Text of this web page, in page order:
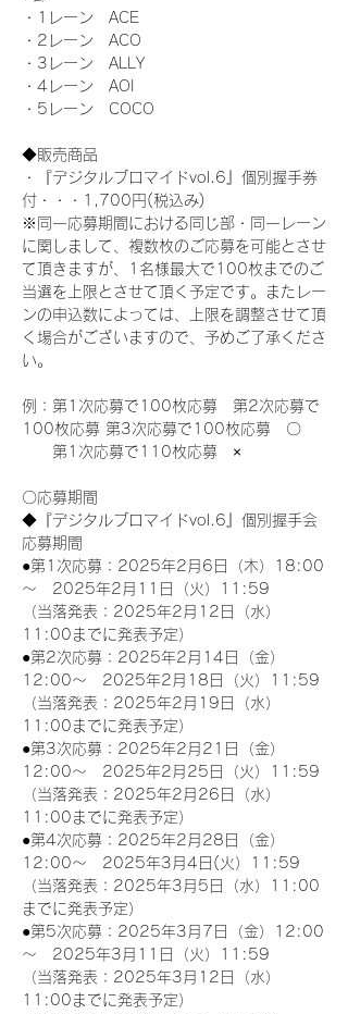
・1レーン　ACE
・2レーン　ACO
・3レーン　ALLY
・4レーン　AOI
・5レーン　COCO
◆販売商品
・『デジタルブロマイドvol.6』個別握手券
付・・・1,700円(税込み)
※同一応募期間における同じ部・同一レーン
に関しまして、複数枚のご応募を可能とさせ
て頂きますが、1名様最大で100枚までのご
当選を上限とさせて頂く予定です。またレー
ンの申込数によっては、上限を調整させて頂
く場合がございますので、予めご了承くださ
い。
例：第1次応募で100枚応募　第2次応募で
100枚応募 第3次応募で100枚応募　〇
第1次応募で110枚応募　×
〇応募期間
◆『デジタルブロマイドvol.6』個別握手会
応募期間
●第1次応募：2025年2月6日（木）18:00
～　2025年2月11日（火）11:59
（当落発表：2025年2月12日（水）
11:00までに発表予定）
●第2次応募：2025年2月14日（金）
12:00～　2025年2月18日（火）11:59
（当落発表：2025年2月19日（水）
11:00までに発表予定）
●第3次応募：2025年2月21日（金）
12:00～　2025年2月25日（火）11:59
（当落発表：2025年2月26日（水）
11:00までに発表予定）
●第4次応募：2025年2月28日（金）
12:00～　2025年3月4日(火）11:59
（当落発表：2025年3月5日（水）11:00
までに発表予定）
●第5次応募：2025年3月7日（金）12:00
～　2025年3月11日（火）11:59
（当落発表：2025年3月12日（水）
11:00までに発表予定）